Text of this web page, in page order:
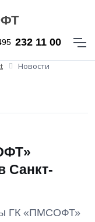
232 11 00
Новости
Санкт-
ГК «ПМСОФТ»